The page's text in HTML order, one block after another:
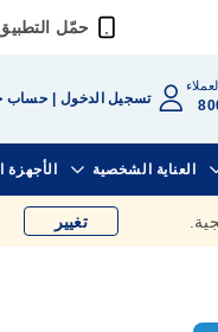
حمّل
تسجيل الدخول حساب
العناية الشخصية الأجهزة
تغيير